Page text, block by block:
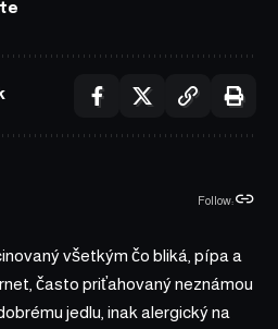
Follow:
všetkým čo bliká, pípa a
často priťahovaný neznámou
jedlu, inak alergický na